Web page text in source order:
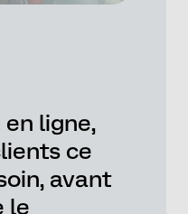
ligne,
ce
avant
le